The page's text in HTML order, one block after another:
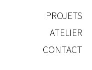
CONTACT
ATELIER
PROJETS